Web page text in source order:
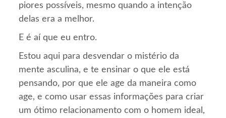
piores possíveis, mesmo quando a intenção
delas era a melhor.
E é aí que eu entro.
Estou aqui para desvendar o mistério da
mente asculina, e te ensinar o que ele está
pensando, por que ele age da maneira como
age, e como usar essas informações para criar
um ótimo relacionamento com o homem ideal,